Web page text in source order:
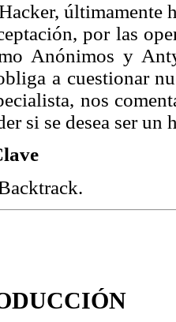
últimamente
por las
Anónimos y
a cuestionar
nos
si se desea ser un